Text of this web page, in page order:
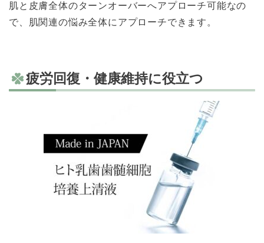
肌と皮膚全体のターンオーバーへアプローチ可能なの
で、肌関連の悩み全体にアプローチできます。
疲労回復・健康維持に役立つ